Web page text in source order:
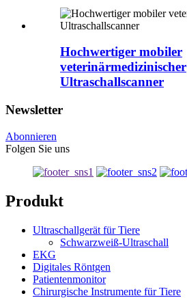
Hochwertiger mobiler
veterinärmedizinischer
Ultraschallscanner
Newsletter
Abonnieren
Folgen Sie uns
Produkt
Ultraschallgerät für Tiere
Schwarzweiß-Ultraschall
EKG
Digitales Röntgen
Patientenmonitor
Chirurgische Instrumente für Tiere